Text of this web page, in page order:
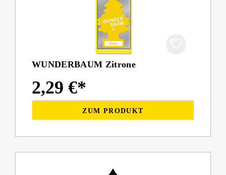
WUNDERBAUM Zitrone
2,29 €*
ZUM PRODUKT